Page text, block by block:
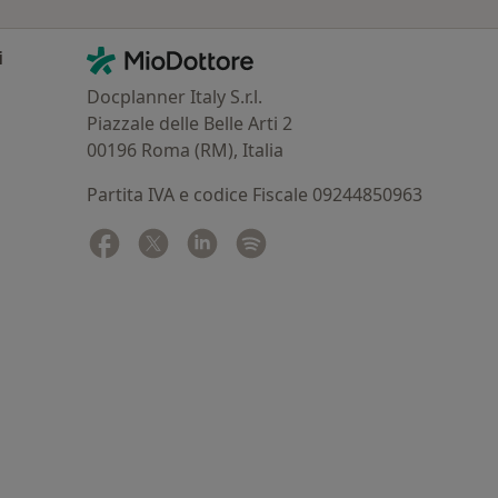
Contatti
MioDottore - Homepage
Docplanner Italy S.r.l.
Piazzale delle Belle Arti 2
00196 Roma (RM), Italia
Partita IVA e codice Fiscale 09244850963
Facebook
si apre in una nuova scheda
Twitter
si apre in una nuova scheda
Linkedin
si apre in una nuova scheda